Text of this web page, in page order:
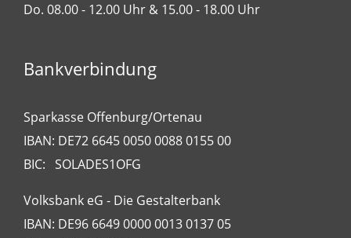
Do. 08.00 - 12.00 Uhr & 15.00 - 18.00 Uhr
Bankverbindung
Sparkasse Offenburg/Ortenau
IBAN: DE72 6645 0050 0088 0155 00
BIC: SOLADES1OFG
Volksbank eG - Die Gestalterbank
IBAN: DE96 6649 0000 0013 0137 05